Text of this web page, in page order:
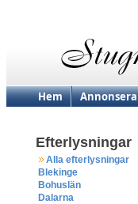
Hem Annonsera
Efterlysningar
Alla efterlysningar
Blekinge
Bohuslän
Dalarna